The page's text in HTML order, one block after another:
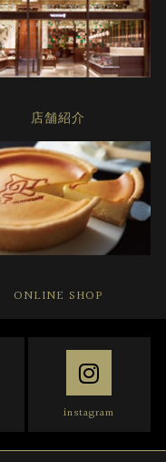
店舗紹介
ONLINE SHOP
instagram